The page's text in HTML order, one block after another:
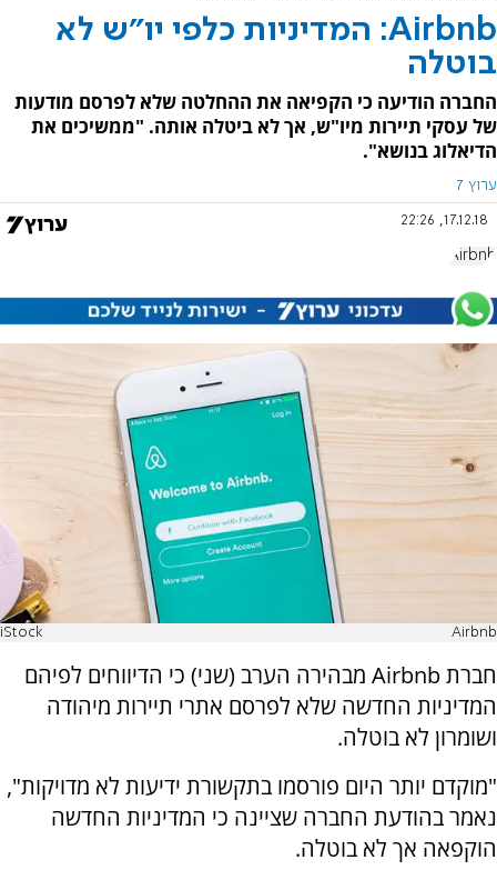
Airbnb: המדיניות כלפי יו"ש לא
בוטלה
החברה הודיעה כי הקפיאה את ההחלטה שלא לפרסם מודעות
של עסקי תיירות מיו"ש, אך לא ביטלה אותה. "ממשיכים את
הדיאלוג בנושא".
ערוץ 7
17.12.18, 22:26
Airbnb
Airbnb
iStock
חברת Airbnb מבהירה הערב (שני) כי הדיווחים לפיהם
המדיניות החדשה שלא לפרסם אתרי תיירות מיהודה
ושומרון לא בוטלה.
"מוקדם יותר היום פורסמו בתקשורת ידיעות לא מדויקות",
נאמר בהודעת החברה שציינה כי המדיניות החדשה
הוקפאה אך לא בוטלה.